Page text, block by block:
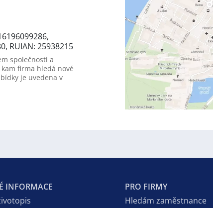
RUIAN: 25938215
společnosti a
firma hledá nové
je uvedena v
INFORMACE
PRO FIRMY
Hledám zaměstnance